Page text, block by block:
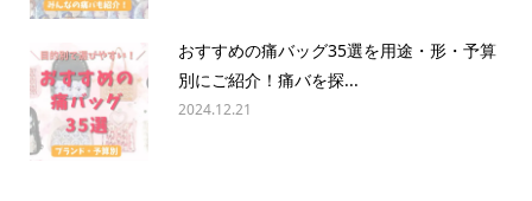
おすすめの痛バッグ35選を用途・形・予算
別にご紹介！痛バを探...
2024.12.21